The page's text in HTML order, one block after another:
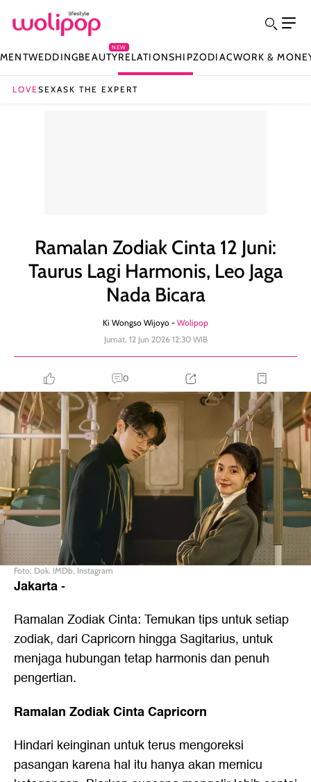
WEDDINGBEAUTY
NEW
RELATIONSHIPZODIACWORK &
LOVESEXASK THE EXPERT
Ramalan Zodiak Cinta 12 Juni:
Taurus Lagi Harmonis, Leo Jaga
Nada Bicara
Ki Wongso Wijoyo - Wolipop
Jumat, 12 Jun 2026 12:30 WIB
0
Foto: Dok. IMDb, Instagram
Jakarta-
Ramalan Zodiak Cinta: Temukan tips untuk setiap
zodiak, dari Capricorn hingga Sagitarius, untuk
menjaga hubungan tetap harmonis dan penuh
pengertian.
Ramalan Zodiak Cinta Capricorn
Hindari keinginan untuk terus mengoreksi
pasangan karena hal itu hanya akan memicu